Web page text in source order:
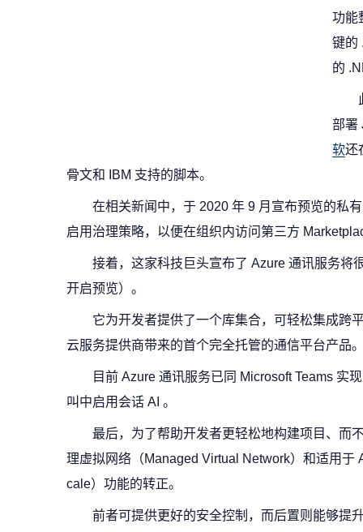
功能
键的
的
部署
软还
骨文和 IBM 支持的脚本。
在相关新闻中，于 2020 年 9 月宣布预览的私
启用治理策略，以便在组织内访问第三方
接着，这家科技巨头宣布了 Azure 通讯服务将
开启预览）。
它为开发者提供了一个库集合，可轻松集成跨
云服务提供商带来的首个完全托管的通信平台产品
目前 Azure 通讯服务已同 Microsoft Teams 实
叫中启用会话 AI 。
最后，为了帮助开发者更轻松地构建项目、而
理虚拟网络（Managed Virtual Network）和适用于
cale）功能的转正。
前者可提供更好的安全控制，而后置则能够提